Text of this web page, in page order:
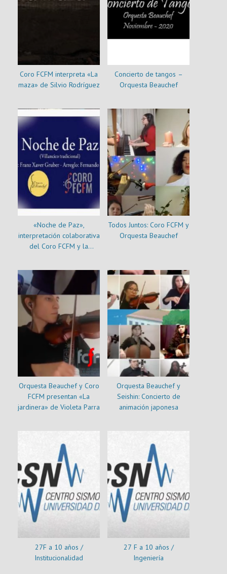
Coro FCFM interpreta «La
maza» de Silvio Rodríguez
Concierto de tangos –
Orquesta Beauchef
«Noche de Paz»,
interpretación colaborativa
del Coro FCFM y la
Todos Juntos: Coro FCFM y
Orquesta Beauchef
Orquesta Beauchef y Coro
FCFM presentan «La
jardinera» de Violeta Parra
Orquesta Beauchef y
Seishin: Concierto de
animación japonesa
27F a 10 años /
Institucionalidad
27 F a 10 años /
Ingeniería